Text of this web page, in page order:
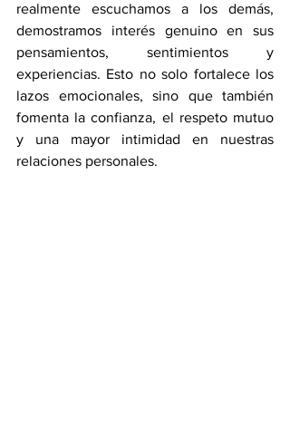
realmente escuchamos a los demás,
demostramos interés genuino en sus
pensamientos, sentimientos y
experiencias. Esto no solo fortalece los
lazos emocionales, sino que también
fomenta la confianza, el respeto mutuo
y una mayor intimidad en nuestras
relaciones personales.